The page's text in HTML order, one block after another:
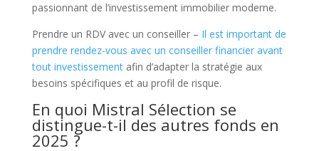
passionnant de l’investissement immobilier moderne.
Prendre un RDV avec un conseiller – Il est important de
prendre rendez-vous avec un conseiller financier avant
tout investissementafin d’adapter la stratégie aux
besoins spécifiques et au profil de risque.
En quoi Mistral Sélection se
distingue-t-il des autres fonds en
2025 ?